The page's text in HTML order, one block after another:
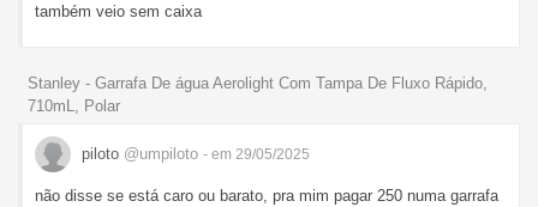
também veio sem caixa
Stanley - Garrafa De água Aerolight Com Tampa De Fluxo Rápido,
710mL, Polar
piloto @umpiloto - em 29/05/2025
não disse se está caro ou barato, pra mim pagar 250 numa garrafa